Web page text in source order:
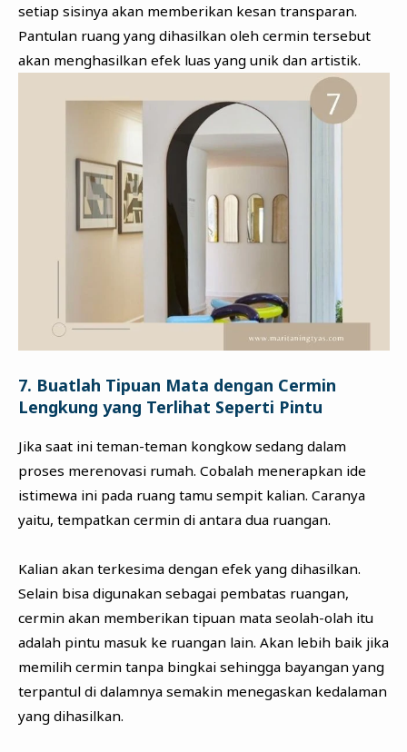
setiap sisinya akan memberikan kesan transparan.
Pantulan ruang yang dihasilkan oleh cermin tersebut
akan menghasilkan efek luas yang unik dan artistik.
7. Buatlah Tipuan Mata dengan Cermin
Lengkung yang Terlihat Seperti Pintu
Jika saat ini teman-teman kongkow sedang dalam
proses merenovasi rumah. Cobalah menerapkan ide
istimewa ini pada ruang tamu sempit kalian. Caranya
yaitu, tempatkan cermin di antara dua ruangan.
Kalian akan terkesima dengan efek yang dihasilkan.
Selain bisa digunakan sebagai pembatas ruangan,
cermin akan memberikan tipuan mata seolah-olah itu
adalah pintu masuk ke ruangan lain. Akan lebih baik jika
memilih cermin tanpa bingkai sehingga bayangan yang
terpantul di dalamnya semakin menegaskan kedalaman
yang dihasilkan.